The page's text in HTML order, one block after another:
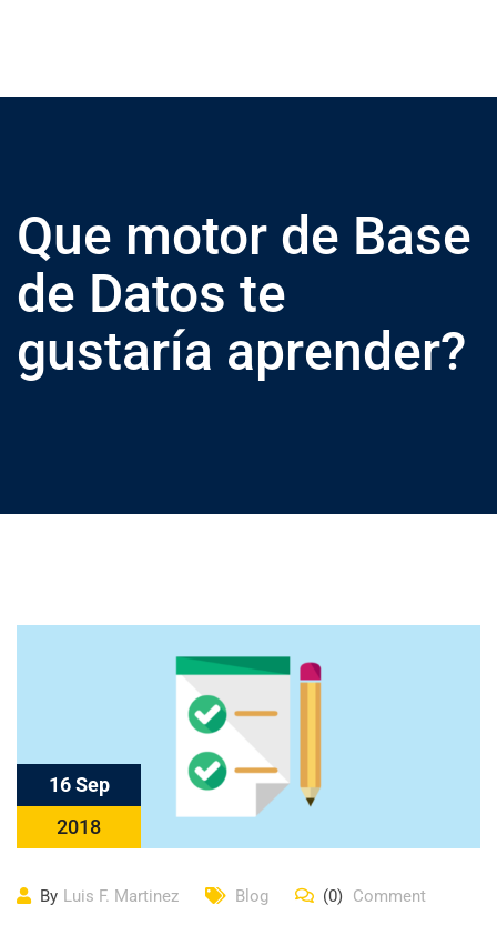
Que motor de Base
de Datos te
gustaría aprender?
16 Sep
2018
By Luis F. Martinez Blog (0) Comment